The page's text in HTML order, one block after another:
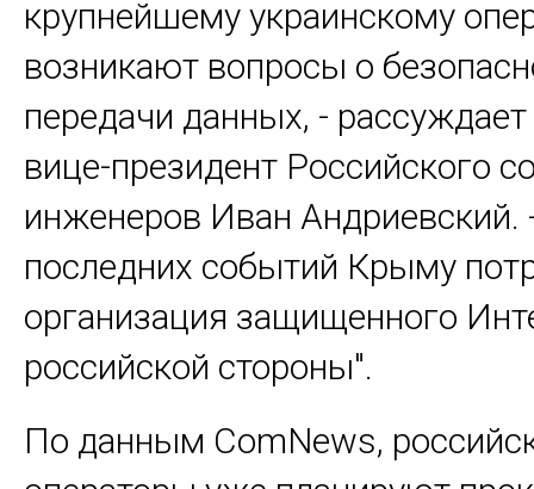
крупнейшему украинскому
возникают вопросы о
передачи данных, -
вице-президент Российского
инженеров Иван Андриевский.
последних событий Крыму
организация защищенного
российской стороны".
По данным ComNews,